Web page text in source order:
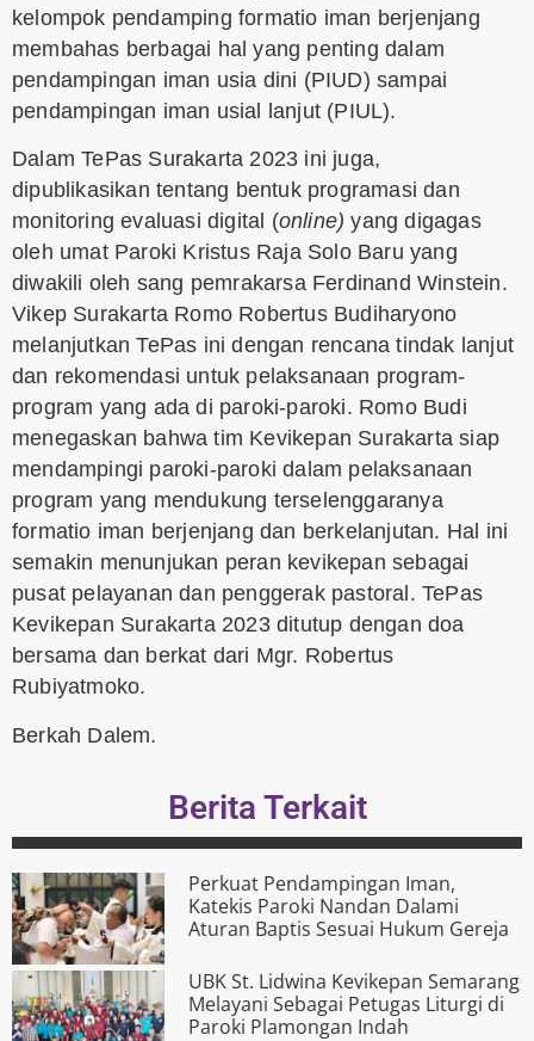
kelompok pendamping formatio iman berjenjang
membahas berbagai hal yang penting dalam
pendampingan iman usia dini (PIUD) sampai
pendampingan iman usial lanjut (PIUL).
Dalam TePas Surakarta 2023 ini juga,
dipublikasikan tentang bentuk programasi dan
monitoring evaluasi digital (online)yang digagas
oleh umat Paroki Kristus Raja Solo Baru yang
diwakili oleh sang pemrakarsa Ferdinand Winstein.
Vikep Surakarta Romo Robertus Budiharyono
melanjutkan TePas ini dengan rencana tindak lanjut
dan rekomendasi untuk pelaksanaan program-
program yang ada di paroki-paroki. Romo Budi
menegaskan bahwa tim Kevikepan Surakarta siap
mendampingi paroki-paroki dalam pelaksanaan
program yang mendukung terselenggaranya
formatio iman berjenjang dan berkelanjutan. Hal ini
semakin menunjukan peran kevikepan sebagai
pusat pelayanan dan penggerak pastoral. TePas
Kevikepan Surakarta 2023 ditutup dengan doa
bersama dan berkat dari Mgr. Robertus
Rubiyatmoko.
Berkah Dalem.
Berita Terkait
Perkuat Pendampingan Iman,
Katekis Paroki Nandan Dalami
Aturan Baptis Sesuai Hukum Gereja
UBK St. Lidwina Kevikepan Semarang
Melayani Sebagai Petugas Liturgi di
Paroki Plamongan Indah